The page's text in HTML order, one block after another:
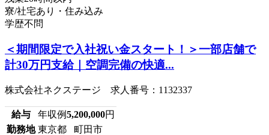
寮/社宅あり・住み込み
学歴不問
＜期間限定で入社祝い金スタート！＞一部店舗で
計30万円支給｜空調完備の快適...
株式会社ネクステージ 求人番号：1132337
給与 年収例5,200,000円
勤務地 東京都 町田市